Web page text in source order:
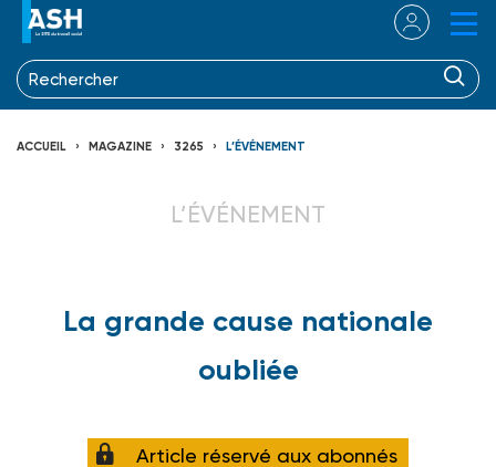
ACCUEIL MAGAZINE 3265 L’ÉVÉNEMENT
L’ÉVÉNEMENT
La grande cause nationale
oubliée
Article réservé aux abonnés